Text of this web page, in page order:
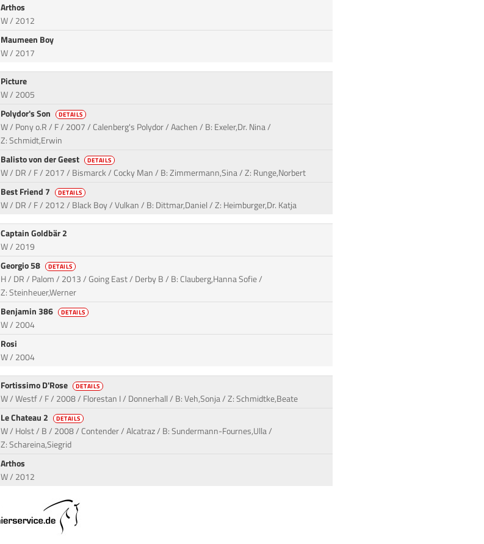
Arthos
W / 2012
Maumeen Boy
W / 2017
Picture
W / 2005
Polydor's Son DETAILS
W / Pony o.R / F / 2007 / Calenberg's Polydor / Aachen / B: Exeler,Dr. Nina /
Z: Schmidt,Erwin
Balisto von der Geest DETAILS
W / DR / F / 2017 / Bismarck / Cocky Man / B: Zimmermann,Sina / Z: Runge,Norbert
Best Friend 7 DETAILS
W / DR / F / 2012 / Black Boy / Vulkan / B: Dittmar,Daniel / Z: Heimburger,Dr. Katja
Captain Goldbär 2
W / 2019
Georgio 58 DETAILS
H / DR / Palom / 2013 / Going East / Derby B / B: Clauberg,Hanna Sofie /
Z: Steinheuer,Werner
Benjamin 386 DETAILS
W / 2004
Rosi
W / 2004
Fortissimo D'Rose DETAILS
W / Westf / F / 2008 / Florestan I / Donnerhall / B: Veh,Sonja / Z: Schmidtke,Beate
Le Chateau 2 DETAILS
W / Holst / B / 2008 / Contender / Alcatraz / B: Sundermann-Fournes,Ulla /
Z: Schareina,Siegrid
Arthos
W / 2012